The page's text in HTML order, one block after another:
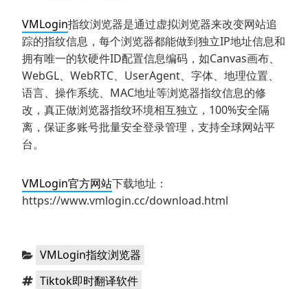
VMLogin指纹浏览器是通过虚拟浏览器来改变网站追
踪的指纹信息，每个浏览器都能做到独立IP地址信息和
拥有唯一的软硬件ID配置信息编码，如Canvas画布、
WebGL、WebRTC、UserAgent、字体、地理位置、
语言、操作系统、MAC地址等浏览器指纹信息的修
改，真正做浏览器指纹环境相互独立，100%安全隔
离，保证多账号批量安全登录管理，支持全球网站平
台。
VMLogin官方网站下载地址：
https://www.vmlogin.cc/download.html
分 VMLogin指纹浏览器
标 Tiktok即时翻译软件